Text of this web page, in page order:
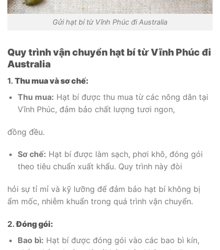
Gửi hạt bí từ Vĩnh Phúc đi Australia
Quy trình vận chuyển hạt bí từ Vĩnh Phúc đi
Australia
1. Thu mua và sơ chế:
Thu mua: Hạt bí được thu mua từ các nông dân tại
Vĩnh Phúc, đảm bảo chất lượng tươi ngon,
đồng đều.
Sơ chế: Hạt bí được làm sạch, phơi khô, đóng gói
theo tiêu chuẩn xuất khẩu. Quy trình này đòi
hỏi sự tỉ mỉ và kỹ lưỡng để đảm bảo hạt bí không bị
ẩm mốc, nhiễm khuẩn trong quá trình vận chuyển.
2.Đóng gói:
Bao bì: Hạt bí được đóng gói vào các bao bì kín,